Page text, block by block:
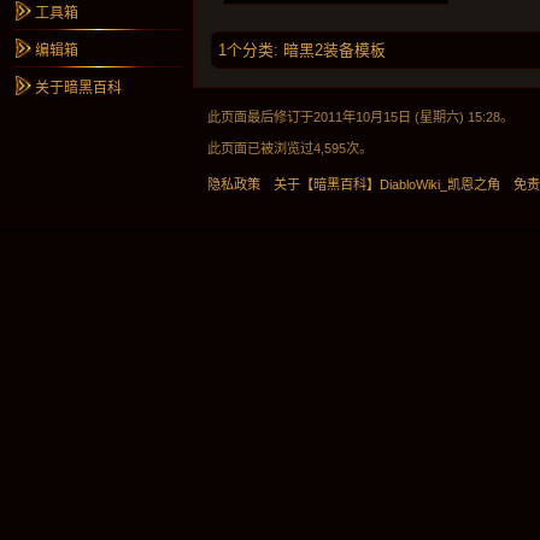
1个分类: 暗黑2装备模板
工具箱
编辑箱
关于暗黑百科
此页面最后修订于2011年10月15日 (星期六) 15:28。
此页面已被浏览过4,595次。
隐私政策 关于【暗黑百科】DiabloWiki_凯恩之角 免